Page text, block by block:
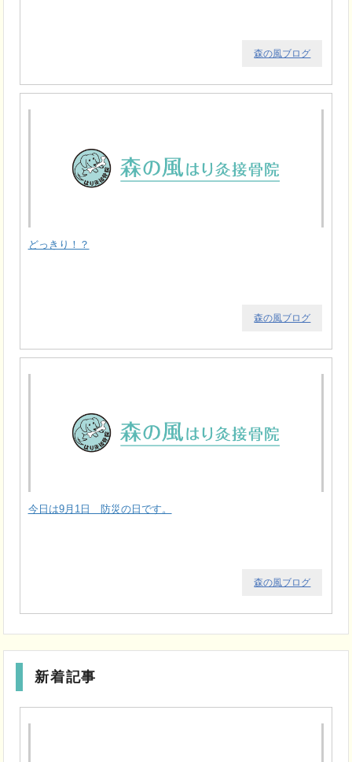
森の風ブログ
どっきり！？
森の風ブログ
今日は9月1日 防災の日です。
森の風ブログ
新着記事